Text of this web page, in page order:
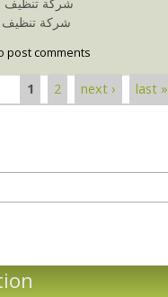
شركة تنظيف
post comments
1 2 next › last »